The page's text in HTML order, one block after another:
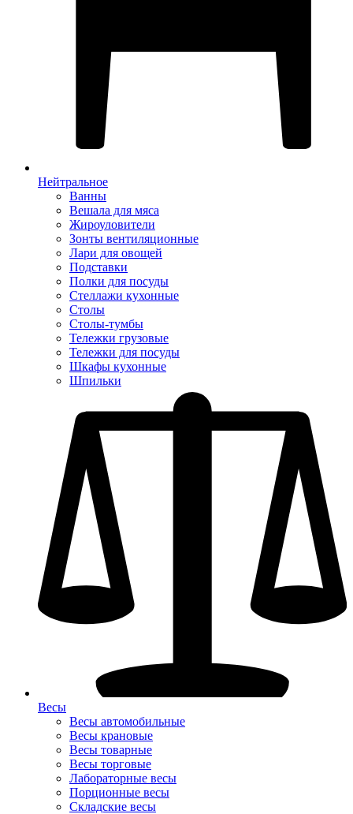
Нейтральное
Ванны
Вешала для мяса
Жироуловители
Зонты вентиляционные
Лари для овощей
Подставки
Полки для посуды
Стеллажи кухонные
Столы
Столы-тумбы
Тележки грузовые
Тележки для посуды
Шкафы кухонные
Шпильки
Весы
Весы автомобильные
Весы крановые
Весы товарные
Весы торговые
Лабораторные весы
Порционные весы
Складские весы